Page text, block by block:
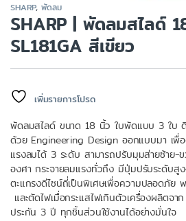
SHARP,พัดลม
SHARP | พัดลมสไลด์
SL181GA สีเขียว
เพิ่มรายการโปรด
พัดลมสไลด์ ขนาด 18 นิ้ว ใบพัดแบบ 3 ใบ
ด้วย Engineering Design ออกแบบมา เพื่
แรงลมได้ 3 ระดับ สามารถปรับมุมส่ายซ้าย-
องศา กระจายลมแรงทั่วถึง มีปุ่มปรับระดับสู
ตะแกรงดีไซน์ถี่เป็นพิเศษเพื่อความปลอดภัย
และตัดไฟเมื่อกระแสไฟเกินตัวเครื่องผลิตจ
ประกัน 3 ปี ทุกชิ้นส่วนใช้งานได้อย่างมั่นใจ